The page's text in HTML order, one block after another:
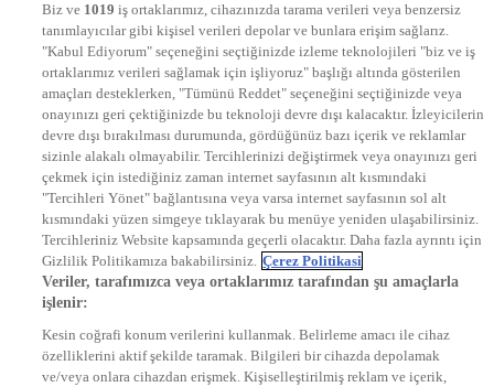
STAR
EURO STAR
KRAL POP TV
DYG Radyolar
NTV RADYO
KRAL FM
KRAL POP
EKSEN
VOYAGE
DYG Dijital
ntv.com.tr
ntvspor.net
secim.ntv.com.tr
startv.com.tr
kralmuzik.com.tr
Biz ve 1019 iş ortaklarımız, cihazınızda tarama verileri veya benzersiz
tanımlayıcılar gibi kişisel verileri depolar ve bunlara erişim sağlarız.
"Kabul Ediyorum" seçeneğini seçtiğinizde izleme teknolojileri "biz ve iş
ortaklarımız verileri sağlamak için işliyoruz" başlığı altında gösterilen
amaçları desteklerken, "Tümünü Reddet" seçeneğini seçtiğinizde veya
onayınızı geri çektiğinizde bu teknoloji devre dışı kalacaktır. İzleyicilerin
devre dışı bırakılması durumunda, gördüğünüz bazı içerik ve reklamlar
sizinle alakalı olmayabilir. Tercihlerinizi değiştirmek veya onayınızı geri
çekmek için istediğiniz zaman internet sayfasının alt kısmındaki
"Tercihleri Yönet" bağlantısına veya varsa internet sayfasının sol alt
kısmındaki yüzen simgeye tıklayarak bu menüye yeniden ulaşabilirsiniz.
Tercihleriniz Website kapsamında geçerli olacaktır. Daha fazla ayrıntı için
Gizlilik Politikamıza bakabilirsiniz. Çerez Politikasi
Veriler, tarafımızca veya ortaklarımız tarafından şu amaçlarla
işlenir:
Kesin coğrafi konum verilerini kullanmak. Belirleme amacı ile cihaz
özelliklerini aktif şekilde taramak. Bilgileri bir cihazda depolamak
ve/veya onlara cihazdan erişmek. Kişiselleştirilmiş reklam ve içerik,